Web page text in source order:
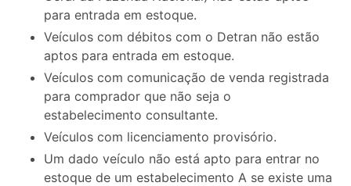
para entrada em estoque.
Veículos com débitos com o Detran não estão
aptos para entrada em estoque.
Veículos com comunicação de venda registrada
para comprador que não seja o
estabelecimento consultante.
Veículos com licenciamento provisório.
Um dado veículo não está apto para entrar no
estoque de um estabelecimento A se existe uma